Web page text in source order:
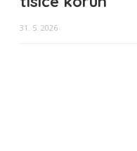
31. 5. 2026